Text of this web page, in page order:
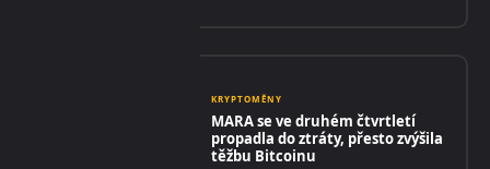
KRYPTOMĚNY
MARA se ve druhém čtvrtletí
propadla do ztráty, přesto zvýšila
těžbu Bitcoinu